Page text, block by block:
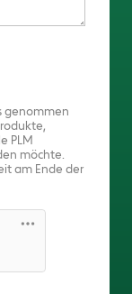
genommen
PLM
möchte.
am Ende der